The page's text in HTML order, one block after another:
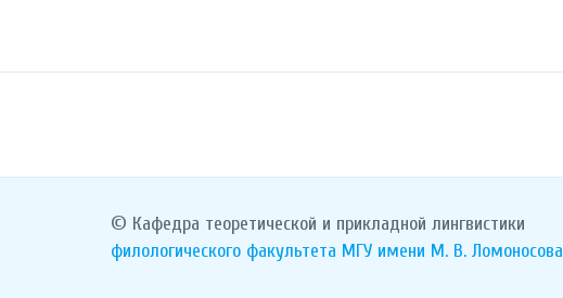
© Кафедра теоретической и прикладной лингвистики
филологического факультета МГУ имени М. В. Ломоносова